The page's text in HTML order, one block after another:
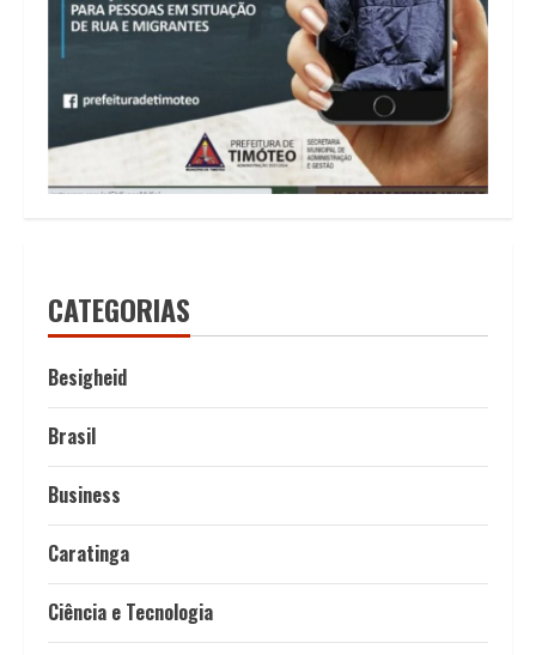
CATEGORIAS
Besigheid
Brasil
Business
Caratinga
Ciência e Tecnologia